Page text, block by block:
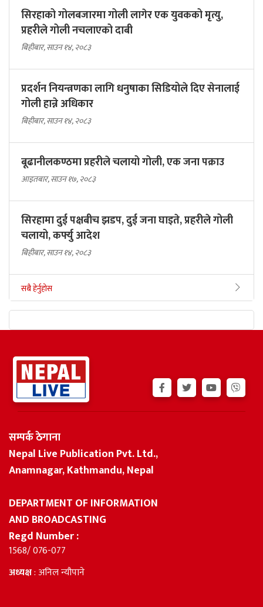
सिरहाको गोलबजारमा गोली लागेर एक युवकको मृत्यु,
प्रहरीले गोली नचलाएको दाबी
बिहीबार, साउन १४, २०८३
प्रदर्शन नियन्त्रणका लागि धनुषाका सिडियोले दिए सेनालाई
गोली हान्ने अधिकार
बिहीबार, साउन १४, २०८३
बूढानीलकण्ठमा प्रहरीले चलायो गोली, एक जना पक्राउ
आइतबार, साउन १७, २०८३
सिरहामा दुई पक्षबीच झडप, दुई जना घाइते, प्रहरीले गोली
चलायो, कर्फ्यु आदेश
बिहीबार, साउन १४, २०८३
सबै हेर्नुहोस
सम्पर्क ठेगाना
Nepal Live Publication Pvt. Ltd.,
Anamnagar, Kathmandu, Nepal
DEPARTMENT OF INFORMATION
AND BROADCASTING
Regd Number :
1568/ 076-077
अध्यक्ष: अनिल न्यौपाने